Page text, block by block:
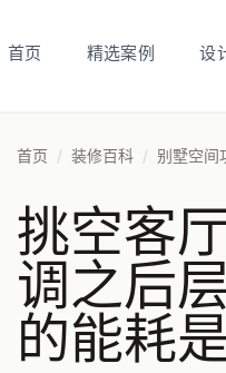
首页 精选案例 设
首页 / 装修百科 / 别墅空间
挑空客
调之后
的能耗